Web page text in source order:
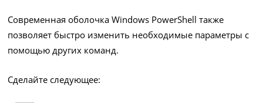
Современная оболочка Windows PowerShell также
позволяет быстро изменить необходимые параметры с
помощью других команд.
Сделайте следующее: